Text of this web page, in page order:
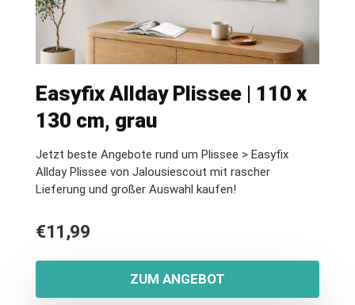
Easyfix Allday Plissee | 110 x
130 cm, grau
Jetzt beste Angebote rund um Plissee > Easyfix
Allday Plissee von Jalousiescout mit rascher
Lieferung und großer Auswahl kaufen!
€11,99
ZUM ANGEBOT